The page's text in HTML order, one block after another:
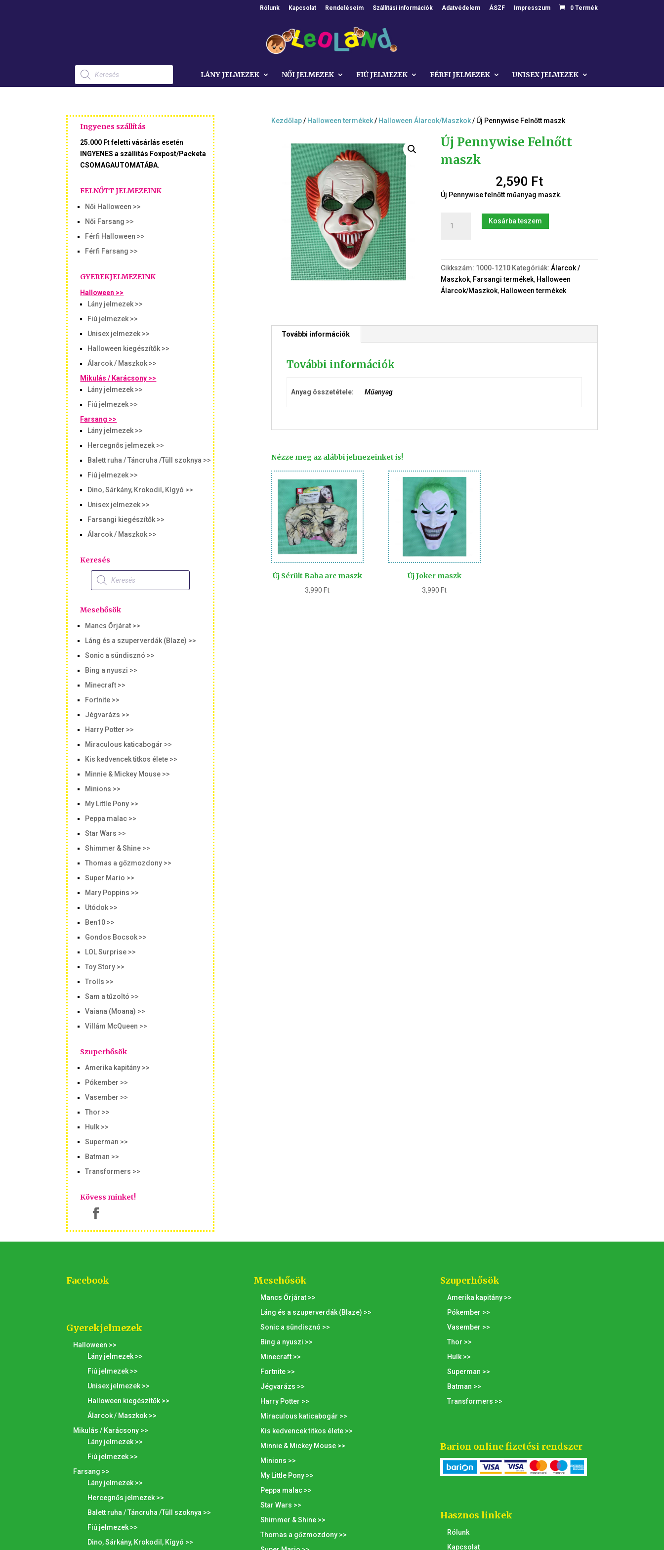
Rólunk Kapcsolat Rendeléseim Szállítási információk Adatvédelem ÁSZF Impresszum 0 Termék
Products
search LÁNY JELMEZEK NŐI JELMEZEK FIÚ JELMEZEK FÉRFI JELMEZEK UNISEX JELMEZEK
Kezdőlap/ Halloween termékek/ Halloween Álarcok/Maszkok/ Új Pennywise Felnőtt maszk
Új Pennywise Felnőtt
maszk
2,590 Ft
Új Pennywise felnőtt műanyag maszk.
Pennywise
Kosárba teszem
Cikkszám: 1000-1210 Kategóriák:Álarcok /
Maszkok, Farsangi termékek, Halloween
Álarcok/Maszkok, Halloween termékek
További információk
További információk
Anyag összetétele: Műanyag
Nézze meg az alábbi jelmezeinket is!
Új Sérült Baba arc maszk
3,990 Ft
Új Joker maszk
3,990 Ft
Ingyenes szállítás
25.000 Ft feletti vásárlás esetén
INGYENES a szállítás Foxpost/Packeta
CSOMAGAUTOMATÁBA.
FELNŐTT JELMEZEINK
Női Halloween >>
Női Farsang >>
Férfi Halloween >>
Férfi Farsang >>
GYEREKJELMEZEINK
Halloween >>
Lány jelmezek >>
Fiú jelmezek >>
Unisex jelmezek >>
Halloween kiegészítők >>
Álarcok / Maszkok >>
Mikulás / Karácsony >>
Lány jelmezek >>
Fiú jelmezek >>
Farsang >>
Lány jelmezek >>
Hercegnős jelmezek >>
Balett ruha / Táncruha /Tüll szoknya >>
Fiú jelmezek >>
Dino, Sárkány, Krokodil, Kígyó >>
Unisex jelmezek >>
Farsangi kiegészítők >>
Álarcok / Maszkok >>
Keresés
Products
search
Mesehősök
Mancs Őrjárat >>
Láng és a szuperverdák (Blaze) >>
Sonic a sündisznó >>
Bing a nyuszi >>
Minecraft >>
Fortnite >>
Jégvarázs >>
Harry Potter >>
Miraculous katicabogár >>
Kis kedvencek titkos élete >>
Minnie & Mickey Mouse >>
Minions >>
My Little Pony >>
Peppa malac >>
Star Wars >>
Shimmer & Shine >>
Thomas a gőzmozdony >>
Super Mario >>
Mary Poppins >>
Utódok >>
Ben10 >>
Gondos Bocsok >>
LOL Surprise >>
Toy Story >>
Trolls >>
Sam a tűzoltó >>
Vaiana (Moana) >>
Villám McQueen >>
Szuperhősök
Amerika kapitány >>
Pókember >>
Vasember >>
Thor >>
Hulk >>
Superman >>
Batman >>
Transformers >>
Kövess minket!
Facebook
Gyerekjelmezek
Halloween >>
Lány jelmezek >>
Fiú jelmezek >>
Unisex jelmezek >>
Halloween kiegészítők >>
Álarcok / Maszkok >>
Mikulás / Karácsony >>
Lány jelmezek >>
Fiú jelmezek >>
Farsang >>
Lány jelmezek >>
Hercegnős jelmezek >>
Balett ruha / Táncruha /Tüll szoknya >>
Fiú jelmezek >>
Dino, Sárkány, Krokodil, Kígyó >>
Mesehősök
Mancs Őrjárat >>
Láng és a szuperverdák (Blaze) >>
Sonic a sündisznó >>
Bing a nyuszi >>
Minecraft >>
Fortnite >>
Jégvarázs >>
Harry Potter >>
Miraculous katicabogár >>
Kis kedvencek titkos élete >>
Minnie & Mickey Mouse >>
Minions >>
My Little Pony >>
Peppa malac >>
Star Wars >>
Shimmer & Shine >>
Thomas a gőzmozdony >>
Szuperhősök
Amerika kapitány >>
Pókember >>
Vasember >>
Thor >>
Hulk >>
Superman >>
Batman >>
Transformers >>
Barion online fizetési rendszer
Hasznos linkek
Rólunk
Kapcsolat